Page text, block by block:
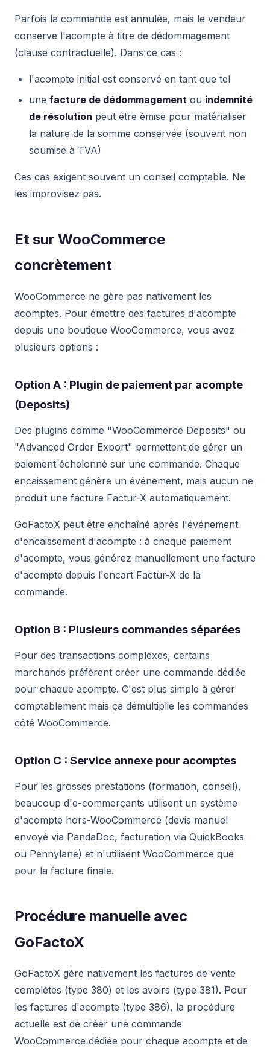
Parfois la commande est annulée, mais le vendeur
conserve l'acompte à titre de dédommagement
(clause contractuelle). Dans ce cas :
l'acompte initial est conservé en tant que tel
une facture de dédommagement ou indemnité
de résolution peut être émise pour matérialiser
la nature de la somme conservée (souvent non
soumise à TVA)
Ces cas exigent souvent un conseil comptable. Ne
les improvisez pas.
Et sur WooCommerce
concrètement
WooCommerce ne gère pas nativement les
acomptes. Pour émettre des factures d'acompte
depuis une boutique WooCommerce, vous avez
plusieurs options :
Option A : Plugin de paiement par acompte
(Deposits)
Des plugins comme "WooCommerce Deposits" ou
"Advanced Order Export" permettent de gérer un
paiement échelonné sur une commande. Chaque
encaissement génère un événement, mais aucun ne
produit une facture Factur-X automatiquement.
GoFactoX peut être enchaîné après l'événement
d'encaissement d'acompte : à chaque paiement
d'acompte, vous générez manuellement une facture
d'acompte depuis l'encart Factur-X de la
commande.
Option B : Plusieurs commandes séparées
Pour des transactions complexes, certains
marchands préfèrent créer une commande dédiée
pour chaque acompte. C'est plus simple à gérer
comptablement mais ça démultiplie les commandes
côté WooCommerce.
Option C : Service annexe pour acomptes
Pour les grosses prestations (formation, conseil),
beaucoup d'e-commerçants utilisent un système
d'acompte hors-WooCommerce (devis manuel
envoyé via PandaDoc, facturation via QuickBooks
ou Pennylane) et n'utilisent WooCommerce que
pour la facture finale.
Procédure manuelle avec
GoFactoX
GoFactoX gère nativement les factures de vente
complètes (type 380) et les avoirs (type 381). Pour
les factures d'acompte (type 386), la procédure
actuelle est de créer une commande
WooCommerce dédiée pour chaque acompte et de